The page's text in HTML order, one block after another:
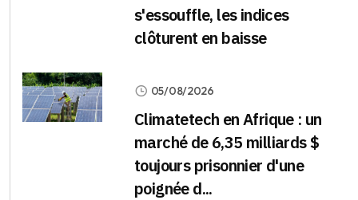
s'essouffle, les indices
clôturent en baisse
05/08/2026
Climatetech en Afrique : un
marché de 6,35 milliards $
toujours prisonnier d'une
poignée d...